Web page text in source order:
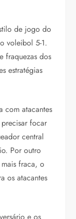
de jogo do
voleibol 5-1.
fraquezas dos
estratégias
com atacantes
focar
central
Por outro
fraca, o
os atacantes